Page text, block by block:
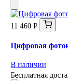
11 460 Р
Цифровая
В наличии
Бесплатная